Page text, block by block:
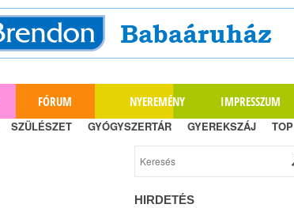
FÓRUM NYEREMÉNY IMPRESSZUM
SZÜLÉSZET GYÓGYSZERTÁR GYEREKSZÁJ TOP
HIRDETÉS